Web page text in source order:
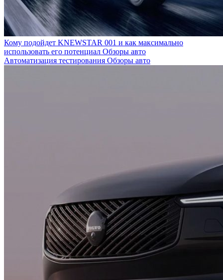
Кому подойдет KNEWSTAR 001 и как максимально
использовать его потенциал Обзоры авто
Автоматизация тестирования Обзоры авто